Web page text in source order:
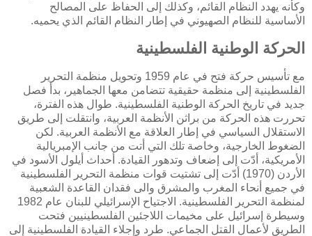
وكأنه يهدد النظام القائم، وكذلك إلى الحفاظ على المصالح
الأساسية للنظام الصهيوني في إطار النظام القائم الذي يحميه.
الحركة الوطنية الفلسطينية
مع تأسيس حركة فتح في عام 1959 وتحويل منظمة التحرير
الفلسطينية إلى منظمة حقيقية تتضامن معها الجماهير، بدأ فصل
جديد في تاريخ الحركة الوطنية الفلسطينية. طوال هذه الفترة،
تحررت هذه الحركة من براثن الأنظمة العربية، وانتقلت إلى طريق
الاستقلال السياسي في إطار العلاقة مع الأنظمة العربية. لكن
الضغوط الخارجية، وخاصة تلك التي أتت من جانب الإمبريالية
الأمريكية، أدّت إلى إضعاف وتدهور القيادة. أحداث أيلول الأسود في
الأردن (1970) أدّت إلى تشتيت قوات منظمة التحرير الفلسطينية
في جميع أنحاء المغرب والمشرق والى فقدان القاعدة الشعبية
لمنظمة التحرير الفلسطينية. الاجتياح الإسرائيلي للبنان عام 1982
وسيطرة إسرائيل على مخيمات اللاجئين الفلسطينيين فتحت
الطريق لأعمال القتل الجماعي. طرد وإجلاء القيادة الفلسطينية إلى